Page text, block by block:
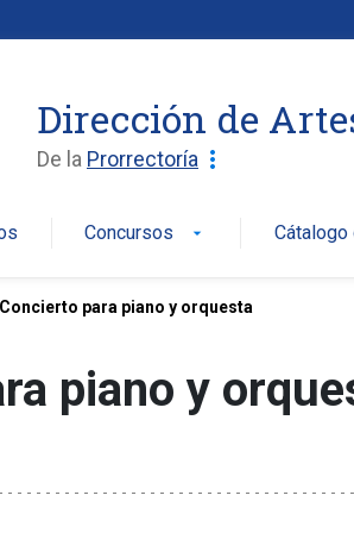
Dirección de
De la Prorrectoría more_vert
Concursos arrow_drop_down
Concierto para piano y orquesta
piano y